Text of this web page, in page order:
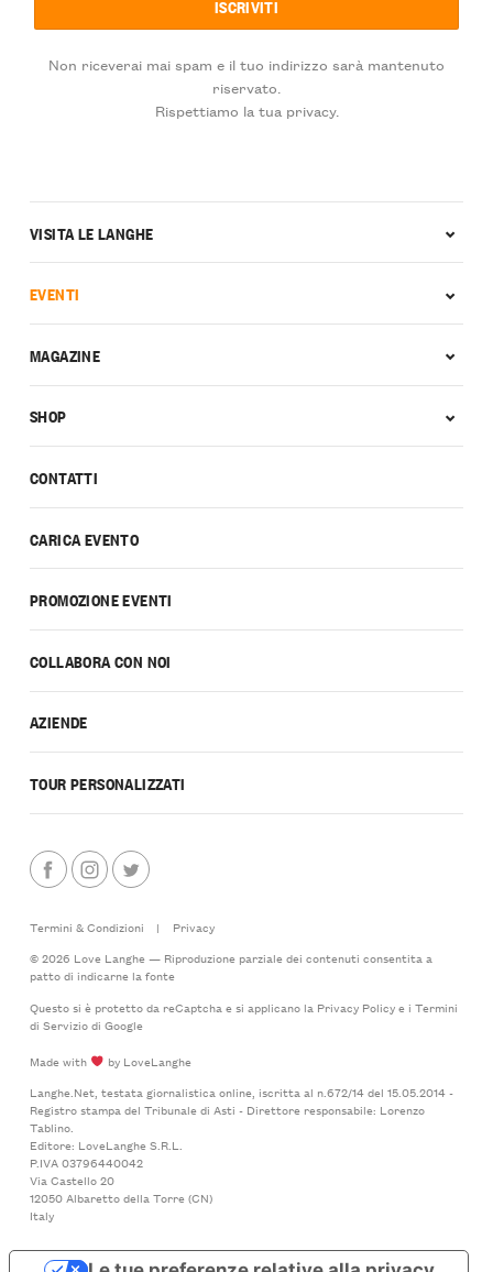
Non riceverai mai spam e il tuo indirizzo sarà mantenuto
riservato.
Rispettiamo la tua privacy.
CONTATTI
CARICA EVENTO
PROMOZIONE EVENTI
COLLABORA CON NOI
AZIENDE
TOUR PERSONALIZZATI
VISITA LE LANGHE
EVENTI
MAGAZINE
SHOP
Termini & Condizioni |
Privacy
© 2026 Love Langhe — Riproduzione parziale dei contenuti consentita a
patto di indicarne la fonte
Questo si è protetto da reCaptcha e si applicano la Privacy Policye i Termini
di Serviziodi Google
Made with
by LoveLanghe
Langhe.Net, testata giornalistica online, iscritta al n.672/14 del 15.05.2014 -
Registro stampa del Tribunale di Asti - Direttore responsabile: Lorenzo
Tablino.
Editore: LoveLanghe S.R.L.
P.IVA 03796440042
Via Castello 20
12050 Albaretto della Torre (CN)
Italy